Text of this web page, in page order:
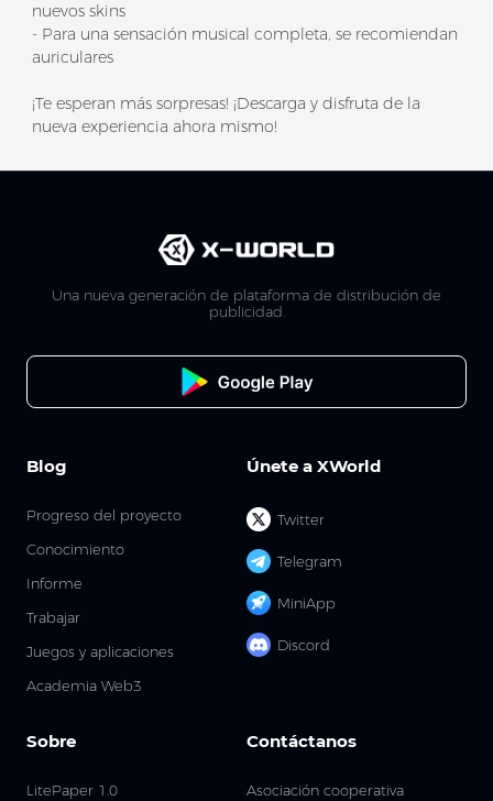
nuevos skins
- Para una sensación musical completa, se recomiendan
auriculares
¡Te esperan más sorpresas! ¡Descarga y disfruta de la
nueva experiencia ahora mismo!
Una nueva generación de plataforma de distribución de
publicidad.
Únete a XWorld
Twitter
Telegram
MiniApp
Discord
Blog
Progreso del proyecto
Conocimiento
Informe
Trabajar
Juegos y aplicaciones
Academia Web3
Sobre
LitePaper 1.0
Contáctanos
Asociación cooperativa